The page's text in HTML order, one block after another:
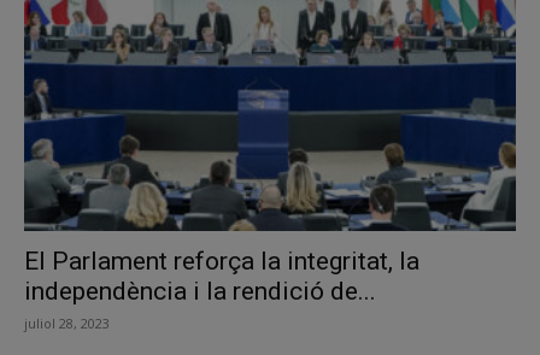
El Parlament reforça la integritat, la
independència i la rendició de...
juliol 28, 2023